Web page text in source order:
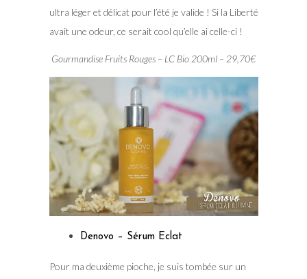
ultra léger et délicat pour l’été je valide ! Si la Liberté
avait une odeur, ce serait cool qu’elle ai celle-ci !
Gourmandise Fruits Rouges – LC Bio 200ml – 29,70€
Denovo – Sérum Eclat
Pour ma deuxième pioche, je suis tombée sur un